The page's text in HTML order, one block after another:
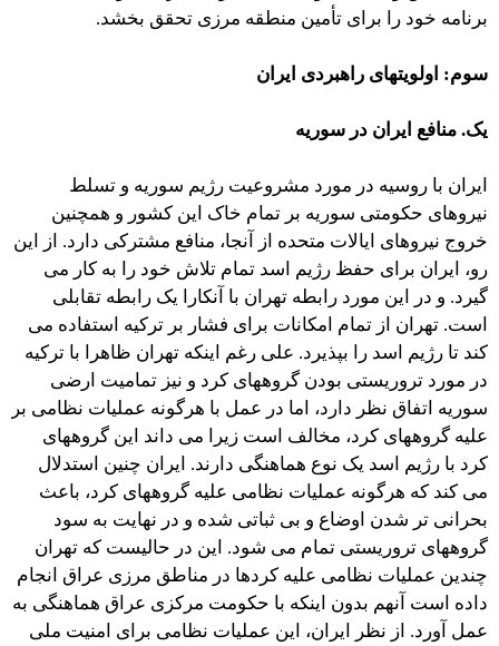
برنامه خود را برای تأمین منطقه مرزی تحقق بخشد.
سوم: اولویتهای راهبردی ایران
یک. منافع ایران در سوریه
ایران با روسیه در مورد مشروعیت رژیم سوریه و تسلط
نیروهای حکومتی سوریه بر تمام خاک این کشور و همچنین
خروج نیروهای ایالات متحده از آنجا، منافع مشترکی دارد. از این
رو، ایران برای حفظ رژیم اسد تمام تلاش خود را به کار می
گیرد. و در این مورد رابطه تهران با آنکارا یک رابطه تقابلی
است. تهران از تمام امکانات برای فشار بر ترکیه استفاده می
کند تا رژیم اسد را بپذیرد. علی رغم اینکه تهران ظاهرا با ترکیه
در مورد تروریستی بودن گروههای کرد و نیز تمامیت ارضی
سوریه اتفاق نظر دارد، اما در عمل با هرگونه عملیات نظامی بر
علیه گروههای کرد، مخالف است زیرا می داند این گروههای
کرد با رژیم اسد یک نوع هماهنگی دارند. ایران چنین استدلال
می کند که هرگونه عملیات نظامی علیه گروههای کرد، باعث
بحرانی تر شدن اوضاع و بی ثباتی شده و در نهایت به سود
گروههای تروریستی تمام می شود. این در حالیست که تهران
چندین عملیات نظامی علیه کردها در مناطق مرزی عراق انجام
داده است آنهم بدون اینکه با حکومت مرکزی عراق هماهنگی به
عمل آورد. از نظر ایران، این عملیات نظامی برای امنیت ملی